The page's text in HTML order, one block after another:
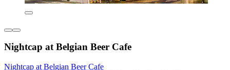
Nightcap at Belgian Beer Cafe
Nightcap at Belgian Beer Cafe